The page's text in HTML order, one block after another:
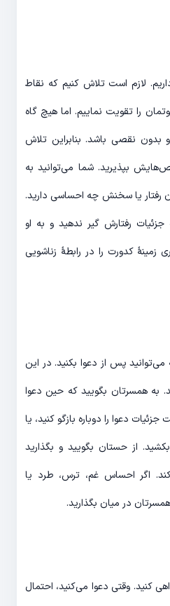
لازم است تلاش کنیم که نقاط
را تقویت نماییم. اما هیچ گاه
نقصی باشد. بنابراین تلاش
بپذیرید. شما می‌توانید به
رفتار یا سخنش چه احساسی دارید.
جزئیات رفتارش گیر ندهید و به او
زمینۀ کدورت را در رابطۀ زناشویی
پس از دعوا بکنید. در این
به همسرتان بگویید که حین دعوا
دعوا را دوباره بازگو کنید، یا
از حستان بگویید و بگذارید
اگر احساس غم، ترس، طرد یا
در میان بگذارید.
کنید. وقتی دعوا می‌کنید، احتمال